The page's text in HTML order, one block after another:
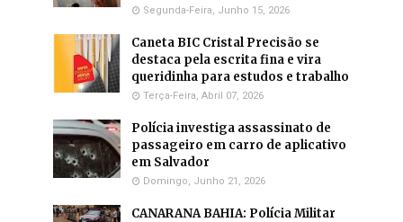
Segunda-Feira, Junho 15, 2026
Caneta BIC Cristal Precisão se
destaca pela escrita fina e vira
queridinha para estudos e trabalho
Terça-Feira, Abril 07, 2026
Polícia investiga assassinato de
passageiro em carro de aplicativo
em Salvador
Domingo, Junho 21, 2026
CANARANA BAHIA: Polícia Militar